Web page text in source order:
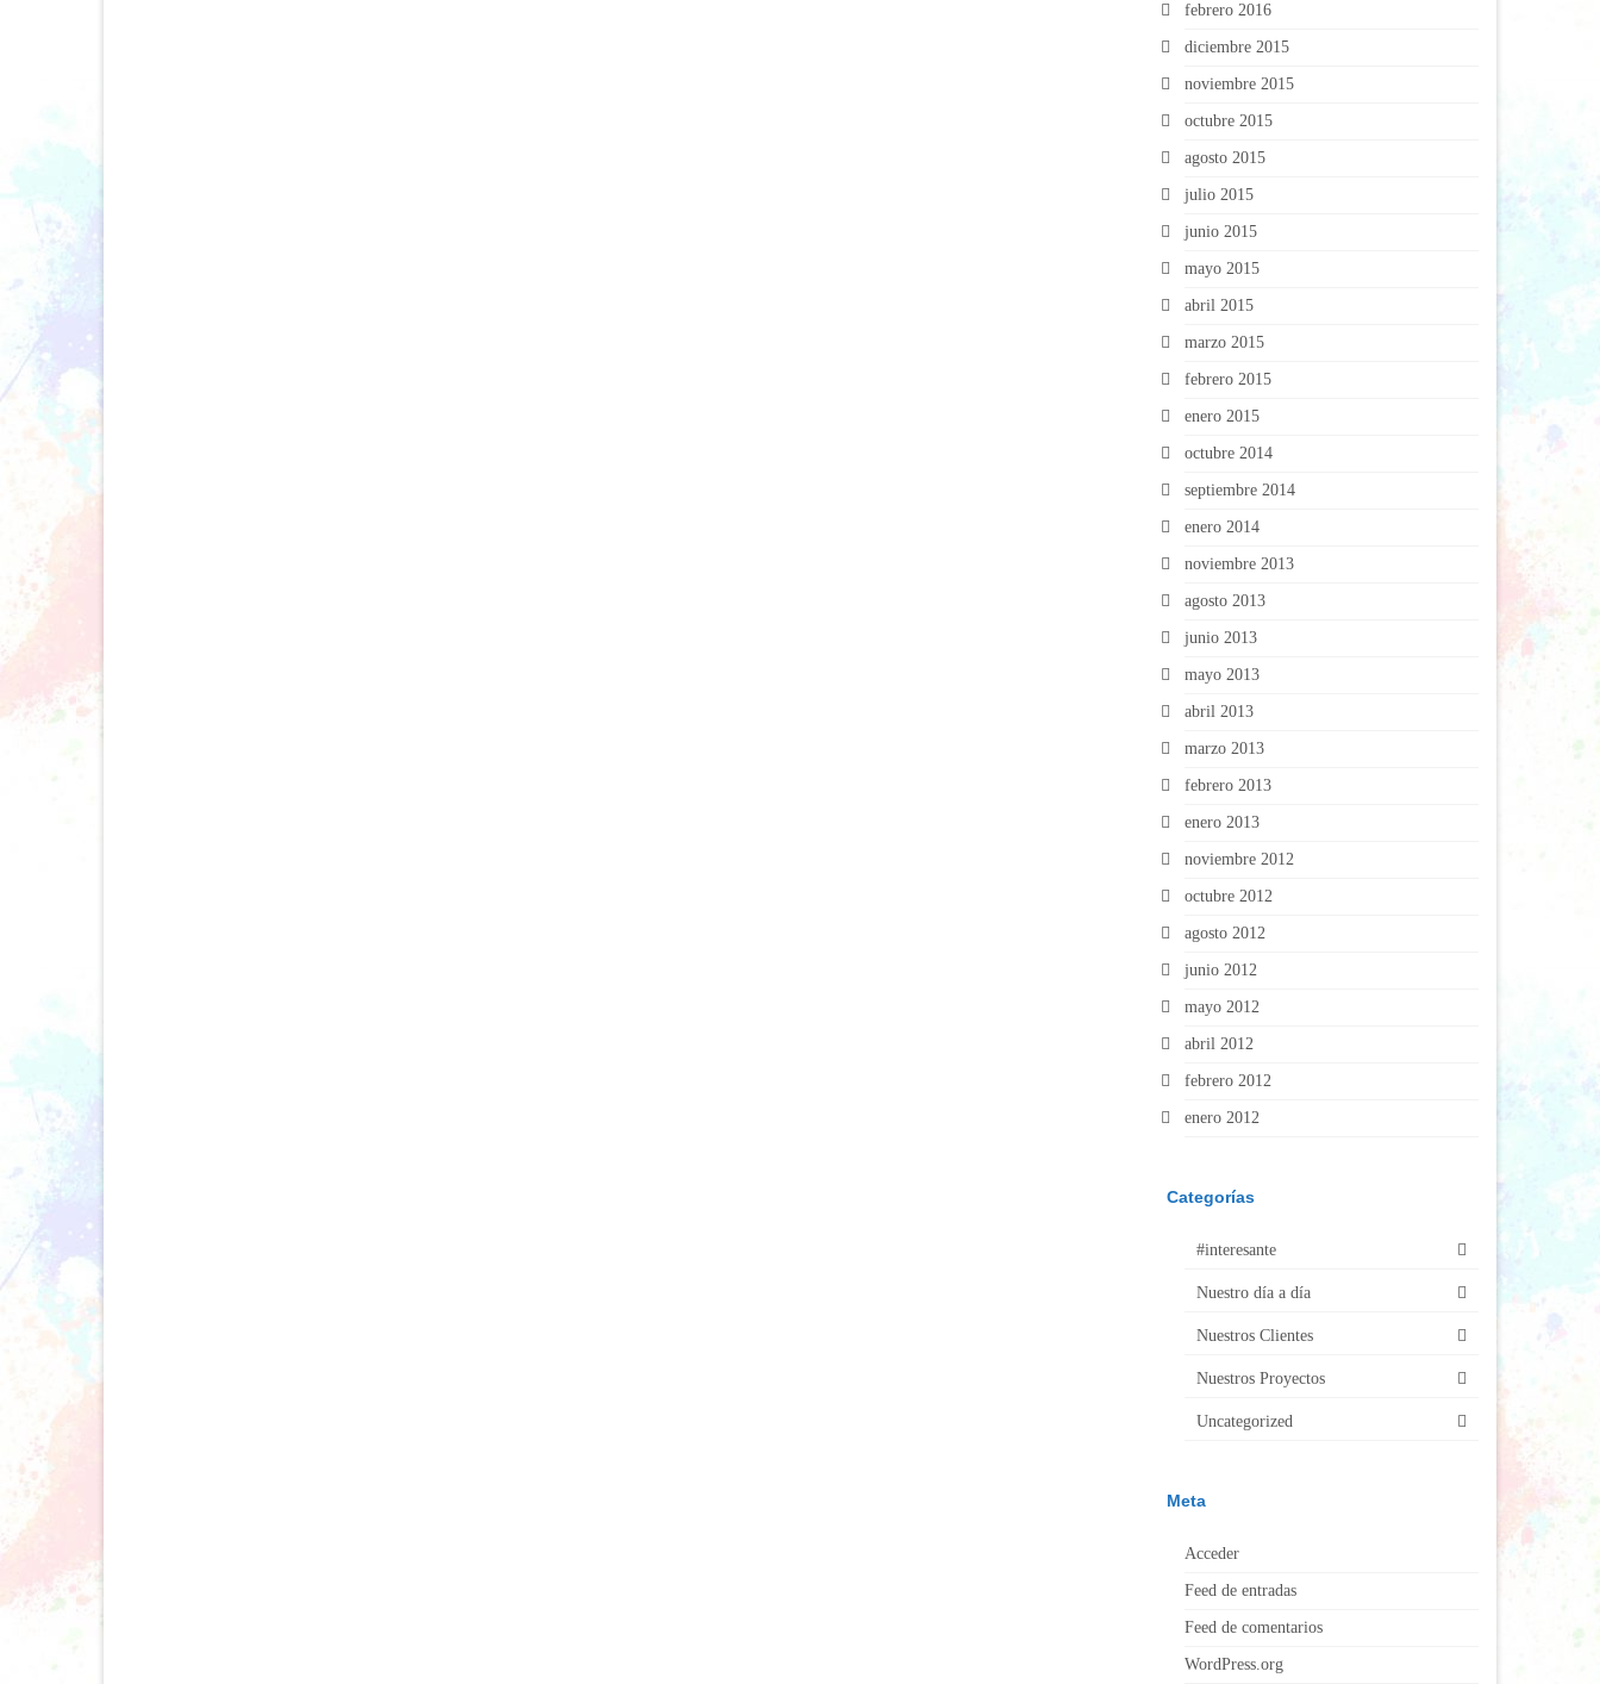
febrero 2016
diciembre 2015
noviembre 2015
octubre 2015
agosto 2015
julio 2015
junio 2015
mayo 2015
abril 2015
marzo 2015
febrero 2015
enero 2015
octubre 2014
septiembre 2014
enero 2014
noviembre 2013
agosto 2013
junio 2013
mayo 2013
abril 2013
marzo 2013
febrero 2013
enero 2013
noviembre 2012
octubre 2012
agosto 2012
junio 2012
mayo 2012
abril 2012
febrero 2012
enero 2012
Categorías
#interesante
Nuestro día a día
Nuestros Clientes
Nuestros Proyectos
Uncategorized
Meta
Acceder
Feed de entradas
Feed de comentarios
WordPress.org